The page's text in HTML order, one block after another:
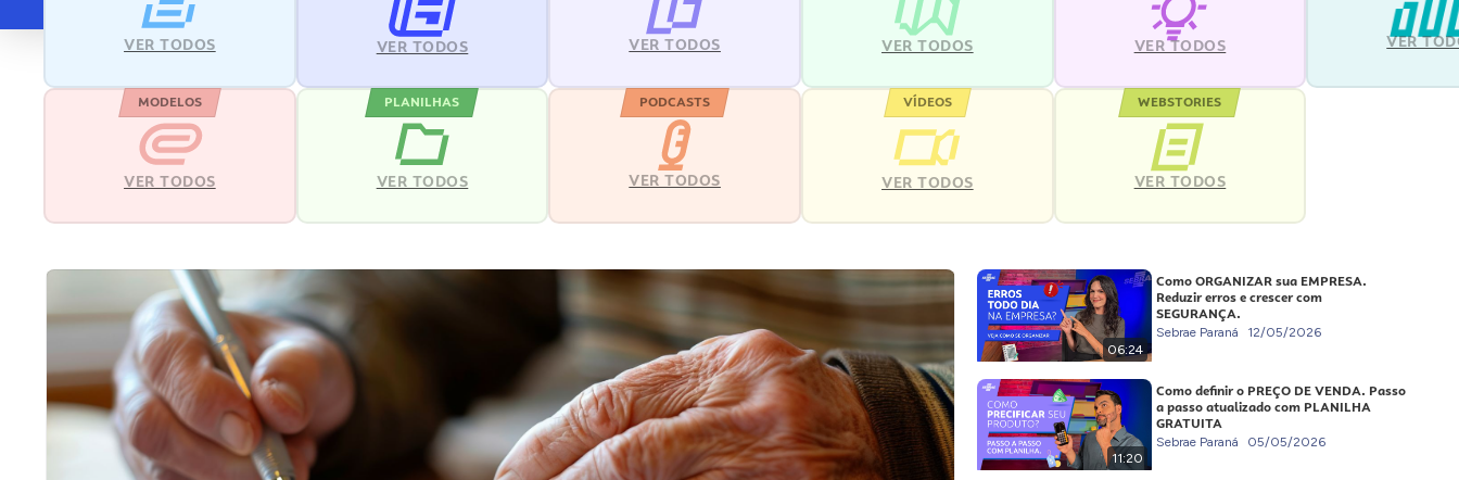
VER TODOS VER TODOS VER TODOS VER TODOS VER TODOS VER
MODELOS
VER TODOS
PLANILHAS
VER TODOS
PODCASTS
VER TODOS
VÍDEOS
VER TODOS
WEBSTORIES
VER TODOS
06:24
Como ORGANIZAR sua EMPRESA.
Reduzir erros e crescer com
SEGURANÇA.
Sebrae Paraná 12/05/2026
11:20
Como definir o PREÇO DE VENDA. Passo
a passo atualizado com PLANILHA
GRATUITA
Sebrae Paraná 05/05/2026